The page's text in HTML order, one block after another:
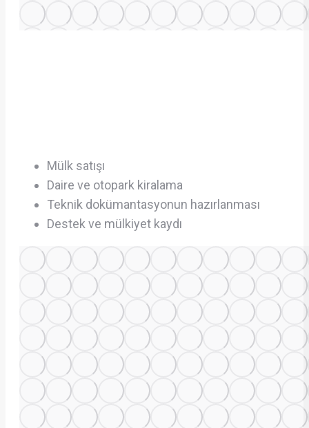
Mülk satışı
Daire ve otopark kiralama
Teknik dokümantasyonun hazırlanması
Destek ve mülkiyet kaydı